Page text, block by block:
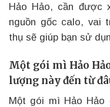
Hảo Hảo, cần được
nguồn gốc calo, vai
thụ sẽ giúp bạn sử
Một gói mì Hảo
lượng này đến từ
Một gói mì Hảo Hảo